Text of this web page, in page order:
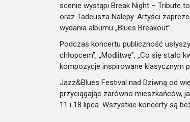
scenie wystąpi Break Night – Tribute
oraz Tadeusza Nalepy. Artyści
wydania albumu „Blues Breakout”.
Podczas koncertu publiczność
chłopcem”, „Modlitwę”, „Co się stało
kompozycje inspirowane klasycznym
Jazz&Blues Festival nad Dziwną od
przyciągając zarówno mieszkańców,
11 i 18 lipca. Wszystkie koncerty są